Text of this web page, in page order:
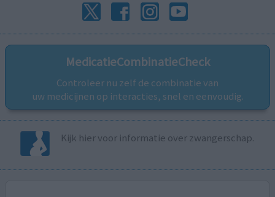
MedicatieCombinatieCheck
Controleer nu zelf de combinatie van
uw medicijnen op interacties, snel en eenvoudig.
Kijk hier voor informatie over zwangerschap.